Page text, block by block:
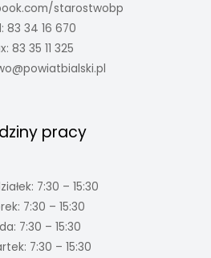
starostwobp
83 34 16 670
83 35 11 325
pracy
7:30 – 15:30
7:30 – 15:30
7:30 – 15:30
7:30 – 15:30